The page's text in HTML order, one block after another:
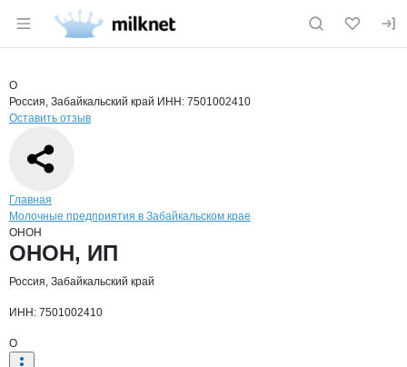
Раздел навигации по сайту milknet.ru
Страница компании
Страница компании
Краткая информация о компании
О
Россия, Забайкальский край ИНН: 7501002410
Оставить отзыв
Навигация по сайту
Главная
Молочные предприятия в Забайкальском крае
ОНОН
Основная информация о компании
ОНОН, ИП
Россия, Забайкальский край
ИНН: 7501002410
О